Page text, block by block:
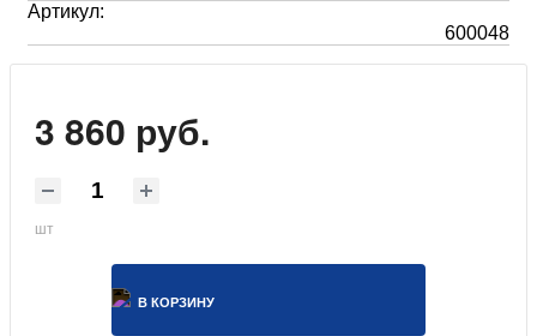
Артикул:
600048
3 860 руб.
шт
В КОРЗИНУ